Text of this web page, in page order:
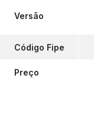
Versão
Código Fipe
Preço